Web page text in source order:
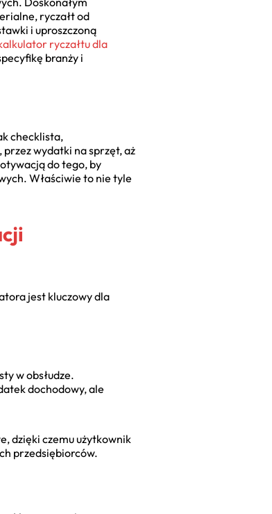
ryczałt od
i uproszczoną
ryczałtu dla
branży i
checklista,
przez wydatki na sprzęt, aż
do tego, by
Właściwie to nie tyle
jest kluczowy dla
w obsłudze.
dochodowy, ale
dzięki czemu użytkownik
przedsiębiorców.